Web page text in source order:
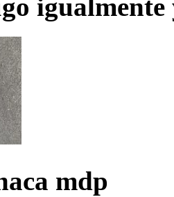
igualmente
mdp